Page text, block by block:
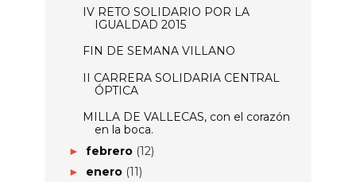
IV RETO SOLIDARIO POR LA
IGUALDAD 2015
FIN DE SEMANA VILLANO
II CARRERA SOLIDARIA CENTRAL
ÓPTICA
MILLA DE VALLECAS, con el corazón
en la boca.
► febrero (12)
► enero (11)